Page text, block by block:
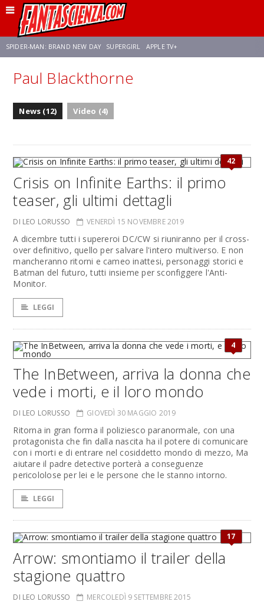
SPIDER-MAN: BRAND NEW DAY SUPERGIRL APPLE TV+
FRANCO RICCIARDIELLO ZENDAYA AVENGERS: DOOMSDAY
Paul Blackthorne
News (12) Video (4)
42
Crisis on Infinite Earths: il primo
teaser, gli ultimi dettagli
DI LEO LORUSSO VENERDÌ 15 NOVEMBRE 2019
A dicembre tutti i supereroi DC/CW si riuniranno per il cross-
over definitivo, quello per salvare l'intero multiverso. E non
mancheranno ritorni e cameo inattesi, personaggi storici e
Batman del futuro, tutti insieme per sconfiggere l'Anti-
Monitor.
LEGGI
4
The InBetween, arriva la donna che
vede i morti, e il loro mondo
DI LEO LORUSSO GIOVEDÌ 30 MAGGIO 2019
Ritorna in gran forma il poliziesco paranormale, con una
protagonista che fin dalla nascita ha il potere di comunicare
con i morti e di entrare nel cosiddetto mondo di mezzo, Ma
aiutare il padre detective porterà a conseguenze
pericololose per lei e le persone che le stanno intorno.
LEGGI
17
Arrow: smontiamo il trailer della
stagione quattro
DI LEO LORUSSO MERCOLEDÌ 9 SETTEMBRE 2015